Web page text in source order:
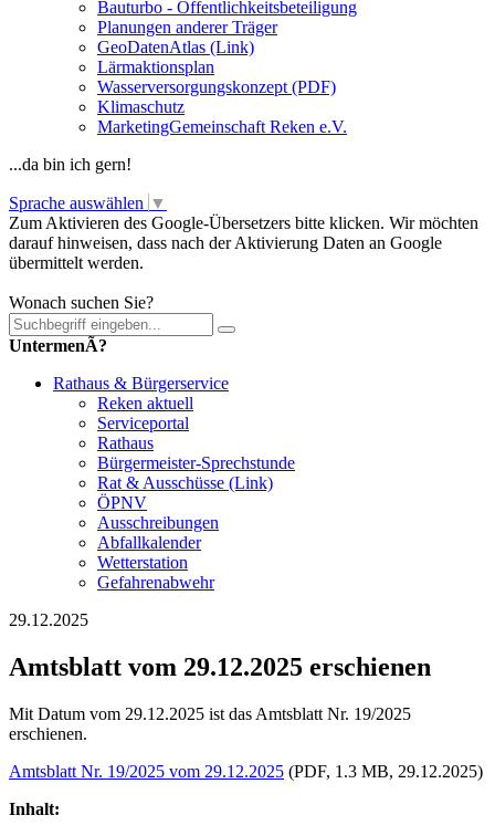
Bauturbo - Öffentlichkeitsbeteiligung
Planungen anderer Träger
GeoDatenAtlas (Link)
Lärmaktionsplan
Wasserversorgungskonzept (PDF)
Klimaschutz
MarketingGemeinschaft Reken e.V.
...da bin ich gern!
Sprache auswählen ▼
Zum Aktivieren des Google-Übersetzers bitte klicken. Wir möchten
darauf hinweisen, dass nach der Aktivierung Daten an Google
übermittelt werden.
Wonach suchen Sie?
UntermenÃ?
Rathaus & Bürgerservice
Reken aktuell
Serviceportal
Rathaus
Bürgermeister-Sprechstunde
Rat & Ausschüsse (Link)
ÖPNV
Ausschreibungen
Abfallkalender
Wetterstation
Gefahrenabwehr
29.12.2025
Amtsblatt vom 29.12.2025 erschienen
Mit Datum vom 29.12.2025 ist das Amtsblatt Nr. 19/2025
erschienen.
Amtsblatt Nr. 19/2025 vom 29.12.2025 (PDF, 1.3 MB, 29.12.2025)
Inhalt: